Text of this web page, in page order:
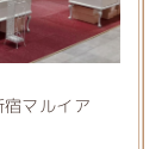
マルイア